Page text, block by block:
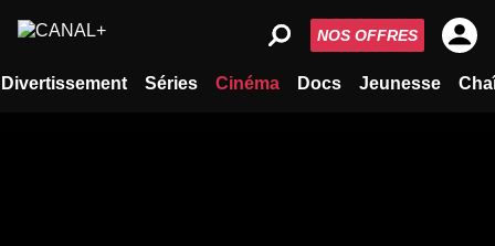
Divertissement Séries Cinéma Docs Jeunesse
NOS OFFRES